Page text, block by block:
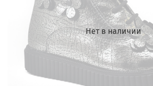
Нет в наличии